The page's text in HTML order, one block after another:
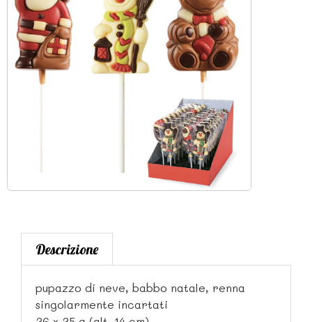
Descrizione
pupazzo di neve, babbo natale, renna
singolarmente incartati